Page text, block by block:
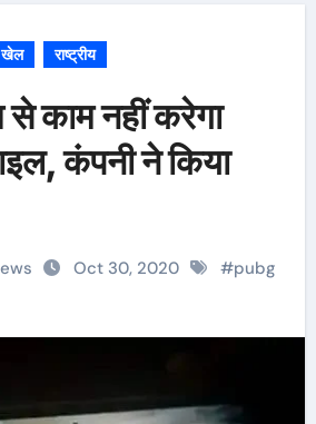
खेल राष्ट्रीय
काम नहीं करेगा
कंपनी ने किया
Oct 30, 2020 #pubg